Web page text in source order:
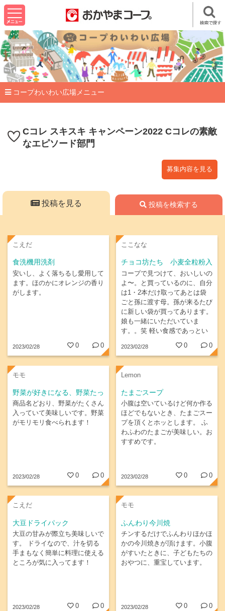
コープわいわい広場メニュー
Cコレ スキスキ キャンペーン2022 Cコレの素敵
なエピソード部門
募集内容を見る
投稿を見る 投稿を検索する
こえだ
食洗機用洗剤
安いし、よく落ちるし愛用して
ます。ほのかにオレンジの香り
がします。
2023/02/28 0 0
ここなな
チョコ坊たち 小麦全粒粉入
り
コープで見つけて、おいしいの
よ〜。と買っているのに、自分
は1・2本だけ取ってあとは袋
ごと孫に渡す母。孫が来るたび
に新しい袋が買ってあります。
娘も一緒にいただいていま
す。。笑 軽い食感であっとい
2023/02/28 0 0
モモ
野菜が好きになる、野菜たっ
ぷり和風ドレッシング
商品名どおり、野菜がたくさん
入っていて美味しいです。野菜
がモリモリ食べられます！
2023/02/28 0 0
Lemon
たまごスープ
小腹は空いているけど何か作る
ほどでもないとき、たまごスー
プを頂くとホッとします。 ふ
わふわのたまごが美味しい。お
すすめです。
2023/02/28 0 0
こえだ
大豆ドライパック
大豆の甘みが際立ち美味しいで
す。 ドライなので、汁を切る
手まもなく簡単に料理に使える
ところが気に入ってます！
2023/02/28 0 0
モモ
ふんわり今川焼
チンするだけでふんわりほかほ
かの今川焼きが頂けます。小腹
がすいたときに、子どもたちの
おやつに、重宝しています。
2023/02/28 0 0